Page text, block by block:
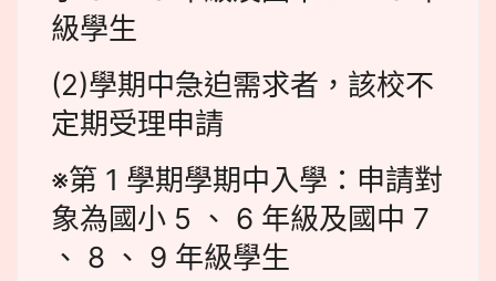
級學生
(2)學期中急迫需求者，該校不
定期受理申請
※第 1 學期學期中入學：申請對
象為國小 5 、 6 年級及國中 7
、 8 、 9 年級學生